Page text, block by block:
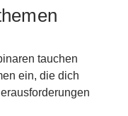
tauchen
ein, die dich